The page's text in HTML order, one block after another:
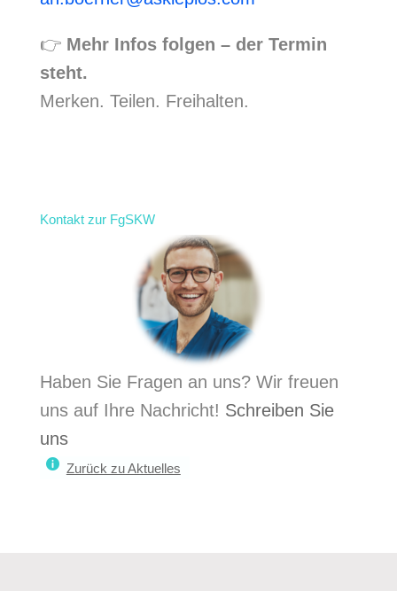
👉 Mehr Infos folgen – der Termin
steht.
Merken. Teilen. Freihalten.
Kontakt zur FgSKW
Haben Sie Fragen an uns? Wir freuen
uns auf Ihre Nachricht! Schreiben Sie
uns
Zurück zu Aktuelles